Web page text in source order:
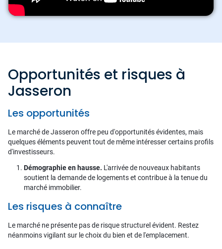
Opportunités et risques à
Jasseron
Les opportunités
Le marché de Jasseron offre peu d'opportunités évidentes, mais
quelques éléments peuvent tout de même intéresser certains profils
d'investisseurs.
Démographie en hausse. L'arrivée de nouveaux habitants
soutient la demande de logements et contribue à la tenue du
marché immobilier.
Les risques à connaître
Le marché ne présente pas de risque structurel évident. Restez
néanmoins vigilant sur le choix du bien et de l'emplacement.